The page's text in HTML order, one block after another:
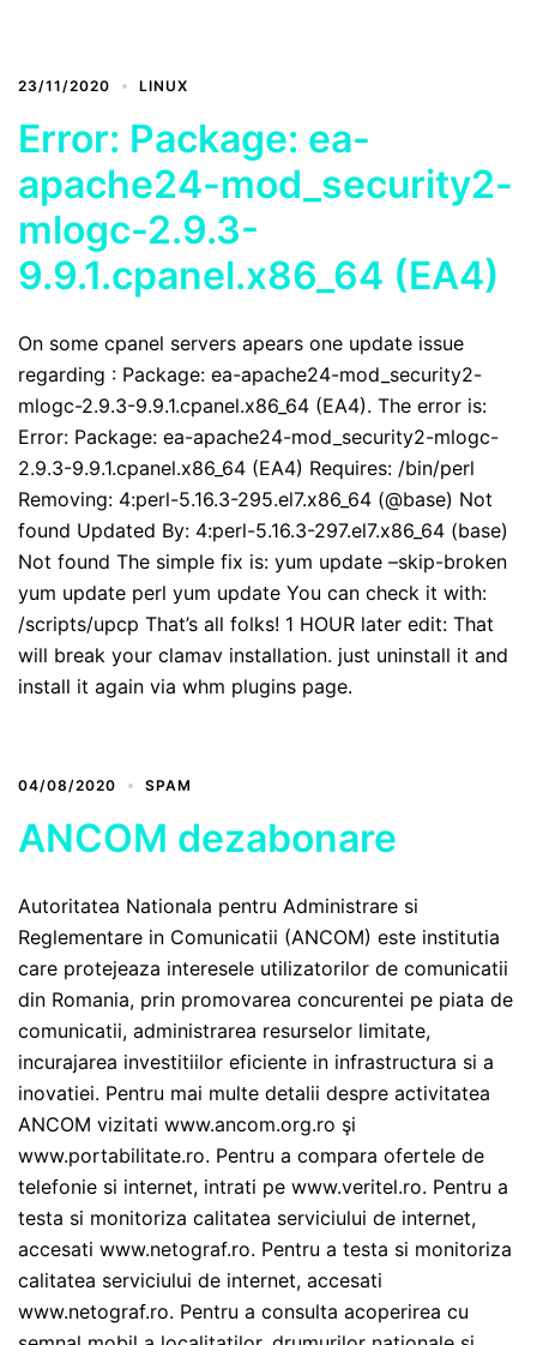
23/11/2020 LINUX
Error: Package: ea-
apache24-mod_security2-
mlogc-2.9.3-
9.9.1.cpanel.x86_64 (EA4)
On some cpanel servers apears one update issue
regarding : Package: ea-apache24-mod_security2-
mlogc-2.9.3-9.9.1.cpanel.x86_64 (EA4). The error is:
Error: Package: ea-apache24-mod_security2-mlogc-
2.9.3-9.9.1.cpanel.x86_64 (EA4) Requires: /bin/perl
Removing: 4:perl-5.16.3-295.el7.x86_64 (@base) Not
found Updated By: 4:perl-5.16.3-297.el7.x86_64 (base)
Not found The simple fix is: yum update –skip-broken
yum update perl yum update You can check it with:
/scripts/upcp That’s all folks! 1 HOUR later edit: That
will break your clamav installation. just uninstall it and
install it again via whm plugins page.
04/08/2020 SPAM
ANCOM dezabonare
Autoritatea Nationala pentru Administrare si
Reglementare in Comunicatii (ANCOM) este institutia
care protejeaza interesele utilizatorilor de comunicatii
din Romania, prin promovarea concurentei pe piata de
comunicatii, administrarea resurselor limitate,
incurajarea investitiilor eficiente in infrastructura si a
inovatiei. Pentru mai multe detalii despre activitatea
ANCOM vizitati www.ancom.org.ro şi
www.portabilitate.ro. Pentru a compara ofertele de
telefonie si internet, intrati pe www.veritel.ro. Pentru a
testa si monitoriza calitatea serviciului de internet,
accesati www.netograf.ro. Pentru a testa si monitoriza
calitatea serviciului de internet, accesati
www.netograf.ro. Pentru a consulta acoperirea cu